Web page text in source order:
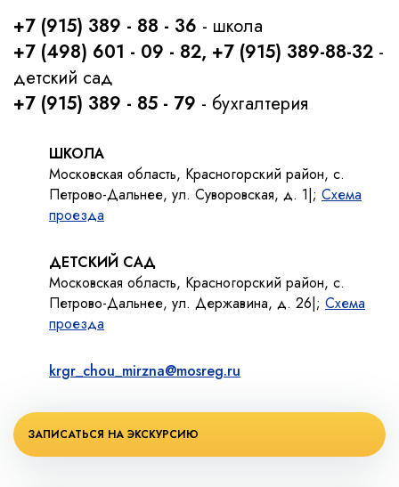
+7 (915) 389 - 88 - 36 - школа
+7 (498) 601 - 09 - 82, +7 (915) 389-88-32 -
детский сад
+7 (915) 389 - 85 - 79 - бухгалтерия
ШКОЛА
Московская область, Красногорский район, с.
Петрово-Дальнее, ул. Суворовская, д. 1|; Схема
проезда
ДЕТСКИЙ САД
Московская область, Красногорский район, с.
Петрово-Дальнее, ул. Державина, д. 26|; Схема
проезда
krgr_chou_mirzna@mosreg.ru
ЗАПИСАТЬСЯ НА ЭКСКУРСИЮ